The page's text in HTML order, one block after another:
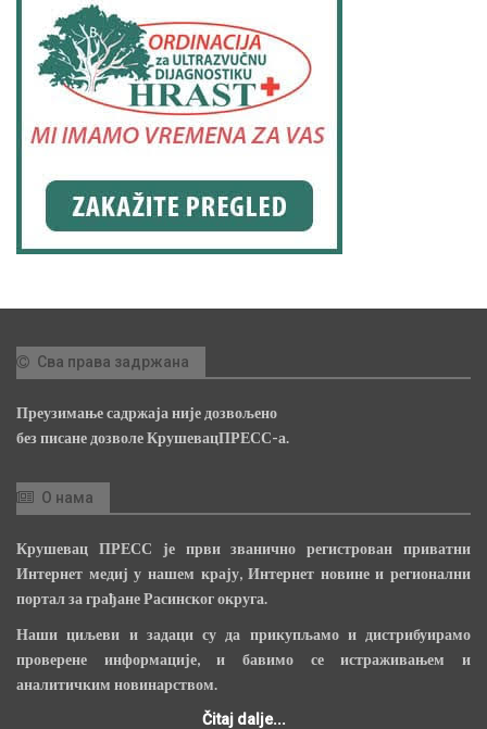
Сва права задржана
Преузимање садржаја није дозвољено
без писане дозволе КрушевацПРЕСС-а.
О нама
Крушевац ПРЕСС је први званично регистрован приватни
Интернет медиј у нашем крају, Интернет новине и регионални
портал за грађане Расинског округа.
Наши циљеви и задаци су да прикупљамо и дистрибуирамо
проверене информације, и бавимо се истраживањем и
аналитичким новинарством.
Čitaj dalje...